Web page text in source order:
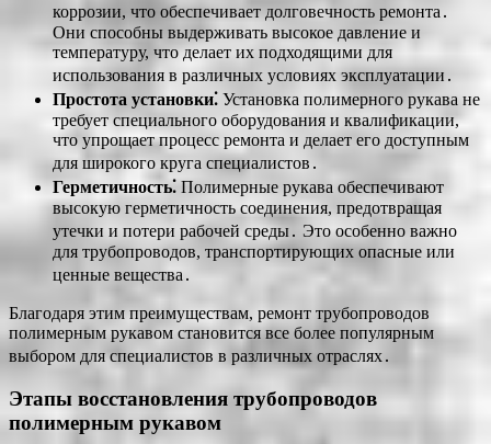
коррозии, что обеспечивает долговечность ремонта․
Они способны выдерживать высокое давление и
температуру, что делает их подходящими для
использования в различных условиях эксплуатации․
Простота установки⁚ Установка полимерного рукава не
требует специального оборудования и квалификации,
что упрощает процесс ремонта и делает его доступным
для широкого круга специалистов․
Герметичность⁚ Полимерные рукава обеспечивают
высокую герметичность соединения, предотвращая
утечки и потери рабочей среды․ Это особенно важно
для трубопроводов, транспортирующих опасные или
ценные вещества․
Благодаря этим преимуществам, ремонт трубопроводов
полимерным рукавом становится все более популярным
выбором для специалистов в различных отраслях․
Этапы восстановления трубопроводов
полимерным рукавом